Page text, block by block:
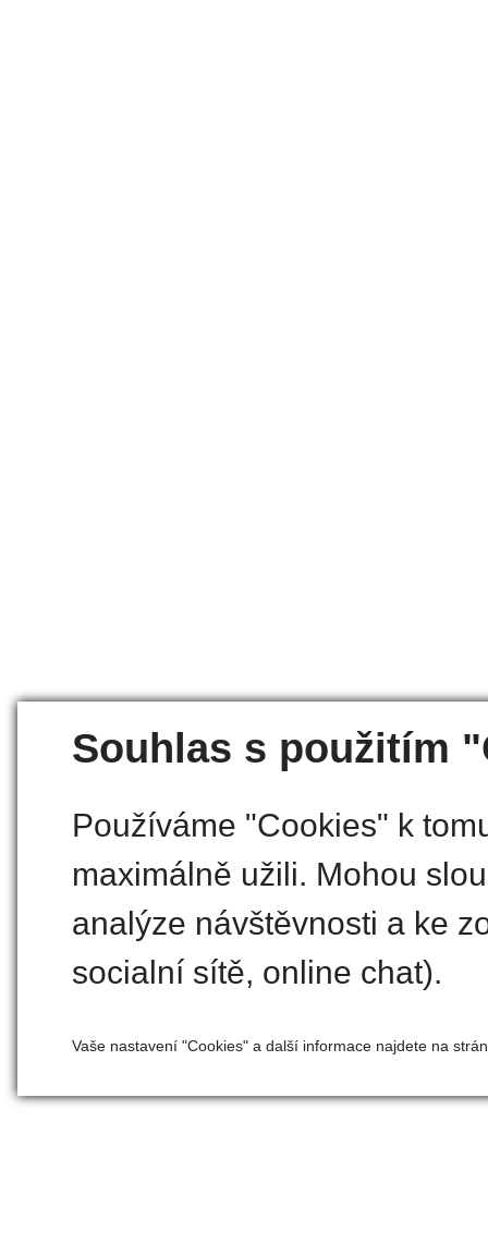
Souhlas s použitím
Používáme "Cookies" k
maximálně užili. Mohou
analýze návštěvnosti a ke
socialní sítě, online chat).
Vaše nastavení "Cookies" a další informace najdete na